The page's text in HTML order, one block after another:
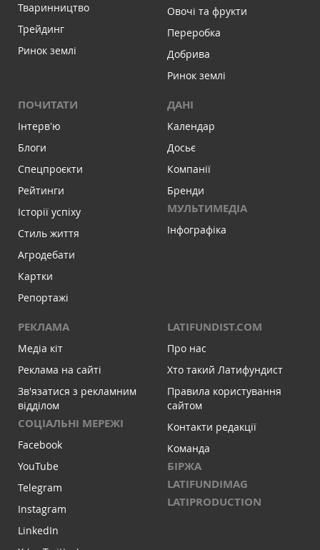
Тваринництво
Трейдинг
Ринок землі
Овочі та фрукти
Переробка
Добрива
Ринок землі
ПОЧИТАТИ
Інтервʼю
Блоги
Спецпроєкти
Рейтинги
Історії успіху
Стиль життя
Агродебати
Картки
Репортажі
ДАНІ
Календар
Досьє
Компанії
Бренди
МУЛЬТИМЕДІА
Інфографіка
РЕКЛАМА
Медіа кіт
Реклама на сайті
Зв'язатися з рекламним
відділом
СОЦІАЛЬНІ МЕРЕЖІ
Facebook
YouTube
Telegram
Instagram
LinkedIn
LATIFUNDIST.COM
Про нас
Хто такий Латифундист
Правила користування
сайтом
Контакти редакції
Команда
БІРЖА
LATIFUNDIMAG
LATIPRODUCTION